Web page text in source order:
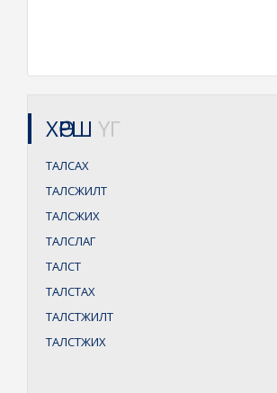
ХӨРШ ҮГ
ТАЛСАХ
ТАЛСЖИЛТ
ТАЛСЖИХ
ТАЛСЛАГ
ТАЛСТ
ТАЛСТАХ
ТАЛСТЖИЛТ
ТАЛСТЖИХ